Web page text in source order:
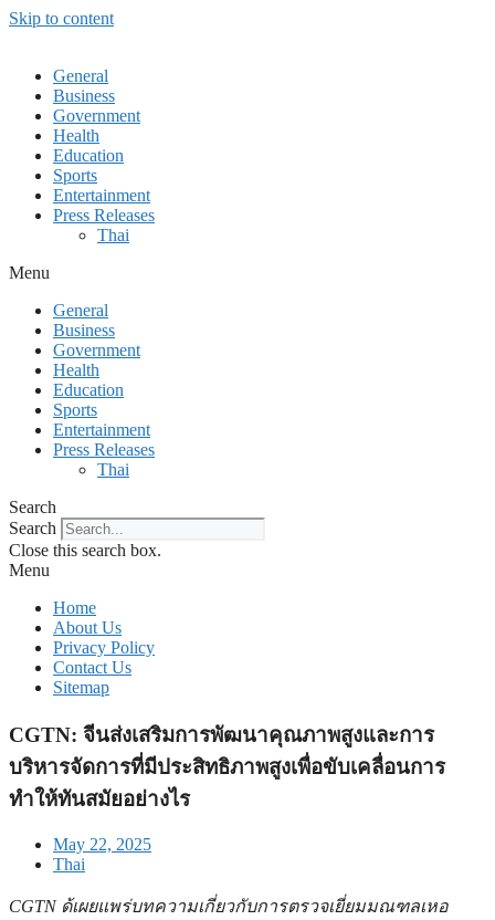
Skip to content
General
Business
Government
Health
Education
Sports
Entertainment
Press Releases
Thai
Menu
General
Business
Government
Health
Education
Sports
Entertainment
Press Releases
Thai
Search
Search
Close this search box.
Menu
Home
About Us
Privacy Policy
Contact Us
Sitemap
CGTN: จีนส่งเสริมการพัฒนาคุณภาพสูงและการ
บริหารจัดการที่มีประสิทธิภาพสูงเพื่อขับเคลื่อนการ
ทำให้ทันสมัยอย่างไร
May 22, 2025
Thai
CGTN ด้เผยแพร่บทความเกี่ยวกับการตรวจเยี่ยมมณฑลเหอ